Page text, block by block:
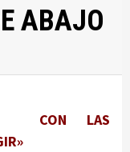
ABAJO
CON LAS